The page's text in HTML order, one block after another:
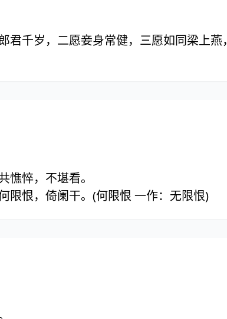
千岁，二愿妾身常健，三愿如同梁上燕，
悴，不堪看。
限恨，倚阑干。(何限恨 一作：无限恨)